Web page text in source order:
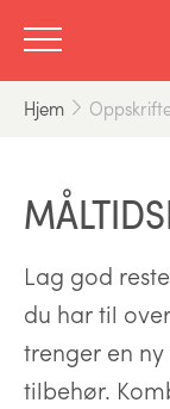
Hjem
Lag god
du har til
trenger en
tilbehør.